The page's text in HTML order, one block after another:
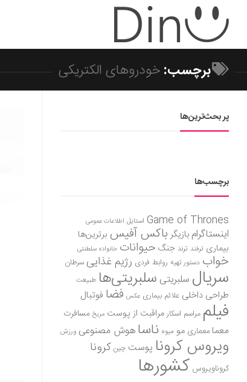
برچسب:خودروهای الکتریکی
پر بحث‌ترین‌ها
برچسب‌ها
Game of Thrones استایل اطلاعات عمومی
اینستاگرام بازیگر باکس آفیس برترین‌ها
بیماری ترفند ترند جنگ حیوانات خانواده سلطنتی
خواب دستور تهیه روابط فردی رژیم غذاییسرطان
سریال سلبریتی سلبریتی‌ها طبیعت
طراحی داخلی علائم بیماری عکس فضا فوتبال
فیلم مراسم اسکارمراقبت از پوست مریخ مسافرت
معمامعماری مو میوه ناساهوش مصنوعی ورزش
ویروس کرونا پوست چین کرونا
کروناویروس کشورها